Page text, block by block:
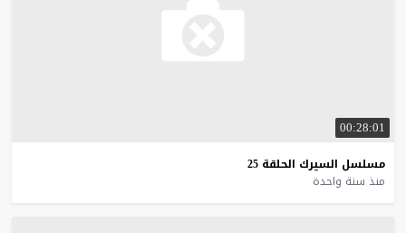
00:28:01
مسلسل السيرك الحلقة 25
منذ سنة واحدة